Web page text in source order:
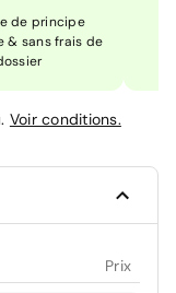
de principe
& sans frais de
Voir conditions.
Prix